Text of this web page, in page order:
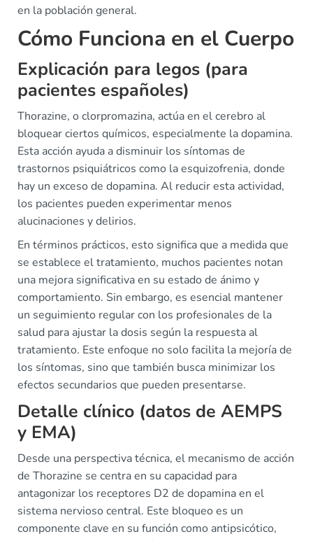
en la población general.
Cómo Funciona en el Cuerpo
Explicación para legos (para
pacientes españoles)
Thorazine, o clorpromazina, actúa en el cerebro al
bloquear ciertos químicos, especialmente la dopamina.
Esta acción ayuda a disminuir los síntomas de
trastornos psiquiátricos como la esquizofrenia, donde
hay un exceso de dopamina. Al reducir esta actividad,
los pacientes pueden experimentar menos
alucinaciones y delirios.
En términos prácticos, esto significa que a medida que
se establece el tratamiento, muchos pacientes notan
una mejora significativa en su estado de ánimo y
comportamiento. Sin embargo, es esencial mantener
un seguimiento regular con los profesionales de la
salud para ajustar la dosis según la respuesta al
tratamiento. Este enfoque no solo facilita la mejoría de
los síntomas, sino que también busca minimizar los
efectos secundarios que pueden presentarse.
Detalle clínico (datos de AEMPS
y EMA)
Desde una perspectiva técnica, el mecanismo de acción
de Thorazine se centra en su capacidad para
antagonizar los receptores D2 de dopamina en el
sistema nervioso central. Este bloqueo es un
componente clave en su función como antipsicótico,